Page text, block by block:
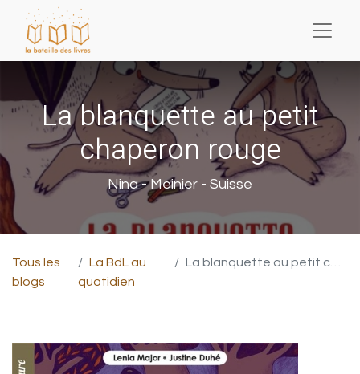
La blanquette au petit
chaperon rouge
Nina - Meinier - Suisse
Tous les
blogs
La BdL au
quotidien
La blanquette au petit chaperon rouge